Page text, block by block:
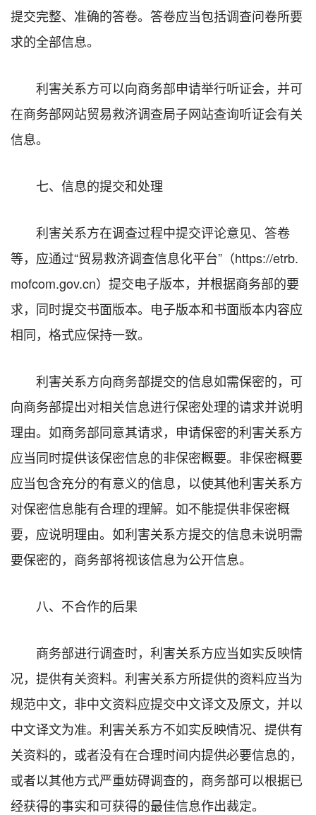
提交完整、准确的答卷。答卷应当包括调查问卷所要
求的全部信息。
利害关系方可以向商务部申请举行听证会，并可
在商务部网站贸易救济调查局子网站查询听证会有关
信息。
七、信息的提交和处理
利害关系方在调查过程中提交评论意见、答卷
等，应通过“贸易救济调查信息化平台”（https://etrb.
mofcom.gov.cn）提交电子版本，并根据商务部的要
求，同时提交书面版本。电子版本和书面版本内容应
相同，格式应保持一致。
利害关系方向商务部提交的信息如需保密的，可
向商务部提出对相关信息进行保密处理的请求并说明
理由。如商务部同意其请求，申请保密的利害关系方
应当同时提供该保密信息的非保密概要。非保密概要
应当包含充分的有意义的信息，以使其他利害关系方
对保密信息能有合理的理解。如不能提供非保密概
要，应说明理由。如利害关系方提交的信息未说明需
要保密的，商务部将视该信息为公开信息。
八、不合作的后果
商务部进行调查时，利害关系方应当如实反映情
况，提供有关资料。利害关系方所提供的资料应当为
规范中文，非中文资料应提交中文译文及原文，并以
中文译文为准。利害关系方不如实反映情况、提供有
关资料的，或者没有在合理时间内提供必要信息的，
或者以其他方式严重妨碍调查的，商务部可以根据已
经获得的事实和可获得的最佳信息作出裁定。